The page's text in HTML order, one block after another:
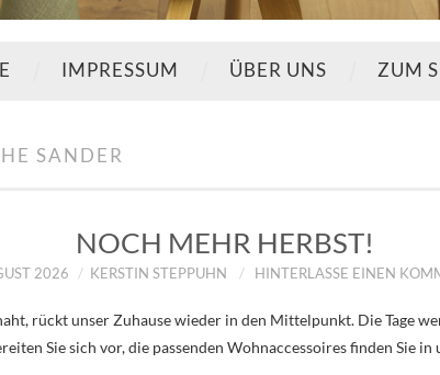
IMPRESSUM ÜBER UNS ZUM
SANDER
NOCH MEHR HERBST!
2026 KERSTIN STEPPUHN HINTERLASSE EINEN
rückt unser Zuhause wieder in den Mittelpunkt. Die Tage
Sie sich vor, die passenden Wohnaccessoires finden Sie in